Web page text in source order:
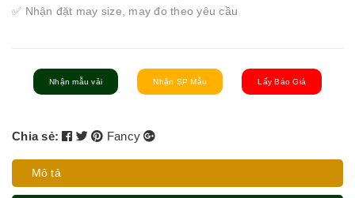
✅ Nhận đặt may size, may đo theo yêu cầu
Nhận mẫu vải Nhận SP Mẫu Lấy Báo Giá
Chia sẻ: Fancy
Mô tả